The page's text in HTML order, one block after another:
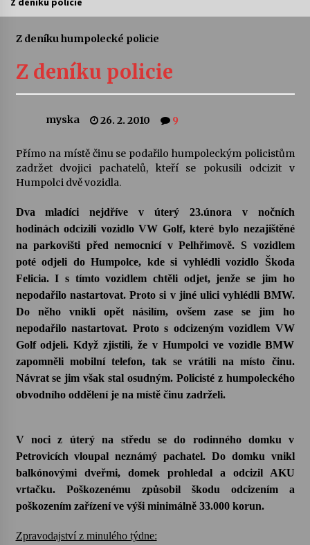
Sukuba Ensemble
Vernisáž výstavy Josefíny Duškové: Stávám se
kapkou
30. 7. 2026
Veselí muzikanti
30. 7. 2026
Pozvánka na integrační festival Quijotova
šedesátka: 28. 7.–1. 8. 2026
28. 7. 2026
Letní koncerty ve Stromovce: Kolchoz a
28. 7. 2026
Votavžatský ploty
23. 7. 2026
Letní koncerty ve Stromovce: Rufus Miller
Vysočinka
17. 7. 2026
Z deníku humpolecké policie
Z deníku policie
myska 26. 2. 2010 9
Přímo na místě činu se podařilo humpoleckým policistům
zadržet dvojici pachatelů, kteří se pokusili odcizit v
Humpolci dvě vozidla.
Dva mladíci nejdříve v úterý 23.února v nočních
hodinách odcizili vozidlo VW Golf, které bylo nezajištěné
na parkovišti před nemocnicí v Pelhřimově. S vozidlem
poté odjeli do Humpolce, kde si vyhlédli vozidlo Škoda
Felicia. I s tímto vozidlem chtěli odjet, jenže se jim ho
nepodařilo nastartovat. Proto si v jiné ulici vyhlédli BMW.
Do něho vnikli opět násilím, ovšem zase se jim ho
nepodařilo nastartovat. Proto s odcizeným vozidlem VW
Golf odjeli. Když zjistili, že v Humpolci ve vozidle BMW
zapomněli mobilní telefon, tak se vrátili na místo činu.
Návrat se jim však stal osudným. Policisté z humpoleckého
obvodního oddělení je na místě činu zadrželi.
V noci z úterý na středu se do rodinného domku v
Petrovicích vloupal neznámý pachatel. Do domku vnikl
balkónovými dveřmi, domek prohledal a odcizil AKU
vrtačku. Poškozenému způsobil škodu odcizením a
poškozením zařízení ve výši minimálně 33.000 korun.
Zpravodajství z minulého týdne: